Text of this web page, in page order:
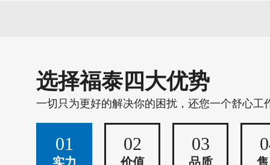
选择福泰四大优势
一切只为更好的解决你的困扰，还您一个舒心工
01
实力
02
价值
03
品质